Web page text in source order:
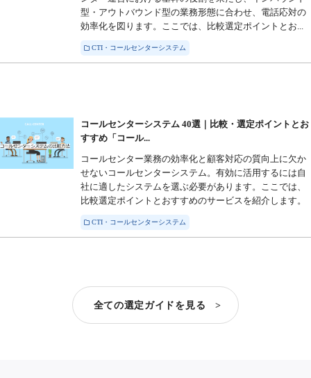
型・アウトバウンド型の業務形態に合わせ、電話応対の
効率化を図ります。ここでは、比較選定ポイントとお...
CTI・コールセンターシステム
コールセンターシステム 40選｜比較・選定ポイントとお
すすめ「コール...
コールセンター業務の効率化と顧客対応の質向上に欠か
せないコールセンターシステム。有効に活用するには自
社に適したシステムを選ぶ必要があります。ここでは、
比較選定ポイントとおすすめのサービスを紹介します。
CTI・コールセンターシステム
全ての選定ガイドを見る >